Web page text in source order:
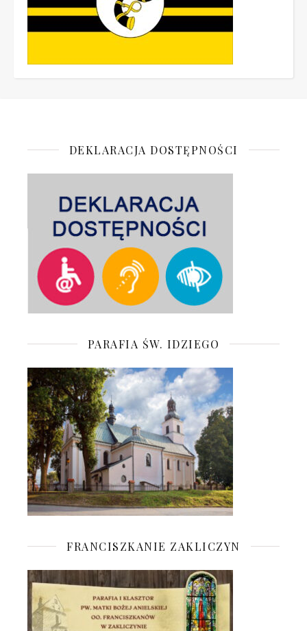
DEKLARACJA DOSTĘPNOŚCI
PARAFIA ŚW. IDZIEGO
FRANCISZKANIE ZAKLICZYN